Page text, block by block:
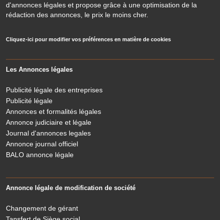
d'annonces légales et propose grâce à une optimisation de la
rédaction des annonces, le prix le moins cher.
Cliquez-ici pour modifier vos préférences en matière de cookies
Les Annonces légales
Publicité légale des entreprises
Publicité légale
Annonces et formalités légales
Annonce judiciaire et légale
Journal d'annonces legales
Annonce journal officiel
BALO annonce légale
Annonce légale de modification de société
Changement de gérant